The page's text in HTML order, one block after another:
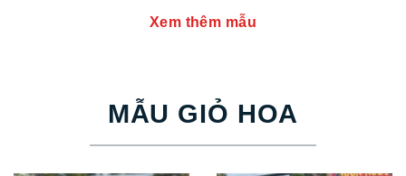
Xem thêm mẫu
MẪU GIỎ HOA